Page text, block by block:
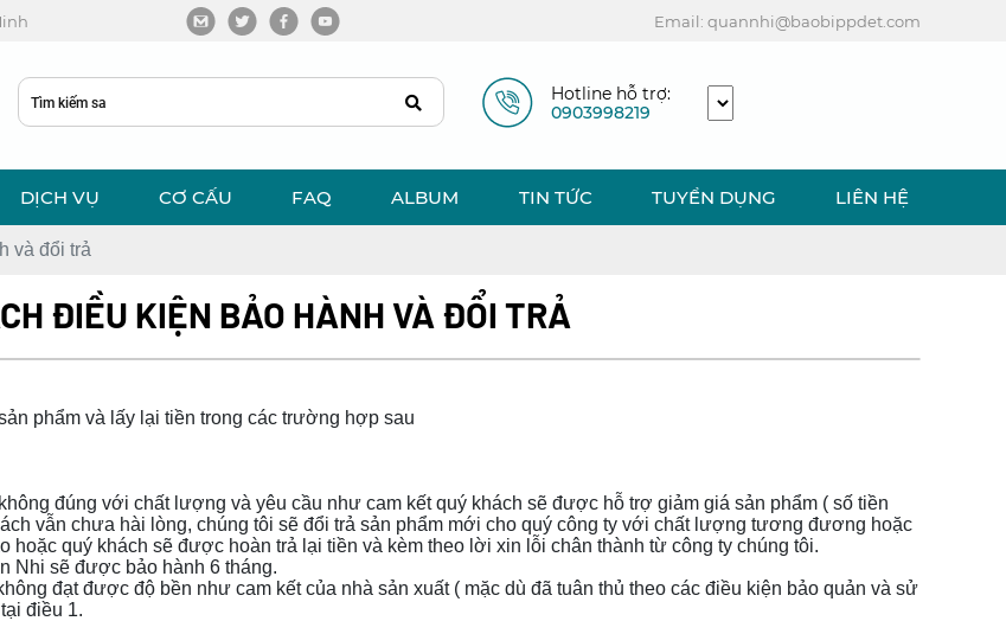
Email: quannhi@baobippdet.com
Hotline hỗ trợ:
0903998219
DỊCH VỤ CƠ CẤU FAQ ALBUM TIN TỨC TUYỂN DỤNG LIÊN HỆ
và đổi trả
ĐIỀU KIỆN BẢO HÀNH VÀ ĐỔI TRẢ
phẩm và lấy lại tiền trong các trường hợp sau
đúng với chất lượng và yêu cầu như cam kết quý khách sẽ được hỗ trợ giảm giá sản phẩm ( số tiền
vẫn chưa hài lòng, chúng tôi sẽ đổi trả sản phẩm mới cho quý công ty với chất lượng tương đương hoặc
hoặc quý khách sẽ được hoàn trả lại tiền và kèm theo lời xin lỗi chân thành từ công ty chúng tôi.
Nhi sẽ được bảo hành 6 tháng.
đạt được độ bền như cam kết của nhà sản xuất ( mặc dù đã tuân thủ theo các điều kiện bảo quản và sử
điều 1.